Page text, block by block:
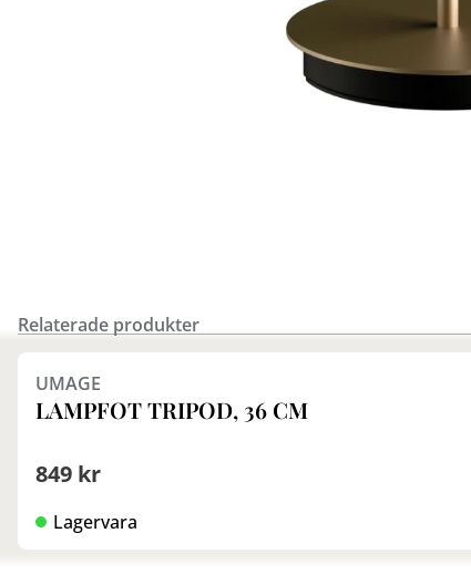
Relaterade produkter Finns i fler val (2)
UMAGE
LAMPFOT TRIPOD, 36 CM
849 kr
Lagervara